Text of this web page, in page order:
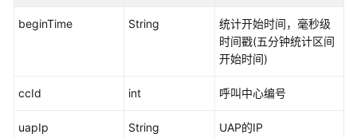
beginTime String
统计开始时间，毫秒级
时间戳(五分钟统计区间
开始时间)
ccId int 呼叫中心编号
uapIp String UAP的IP